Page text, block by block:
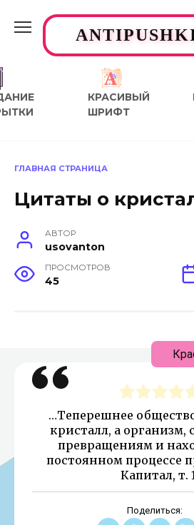
содержанию
КРАСИВЫЙ
ШРИФТ
ГЛАВНАЯ СТРАНИЦА
Цитаты о
АВТОР
usovanton
ПРОСМОТРОВ
45
…Теперешнее
кристалл, а организм,
превращениям и
постоянном процессе
Капитал, т.
Поделиться: